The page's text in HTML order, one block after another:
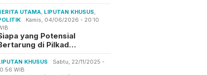
UTAMA LIPUTAN KHUSUS
Kamis, 04/06/2026 - 20:10
yang Potensial
di Pilkad…
KHUSUS
Sabtu, 22/11/2025 -
WIB